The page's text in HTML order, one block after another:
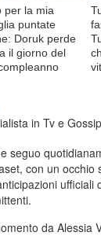
per la mia
puntate
Doruk perde
il giorno del
in Tv e Gossip
seguo
con un occhio
ufficiali
da Alessia